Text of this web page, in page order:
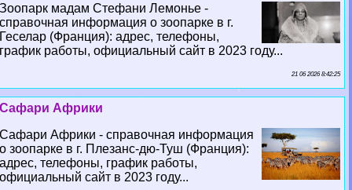
Зоопарк мадам Стефани Лемонье -
справочная информация о зоопарке в г.
Геселар (Франция): адрес, телефоны,
график работы, официальный сайт в 2023 году...
21 06 2026 8:42:25
Сафари Африки
Сафари Африки - справочная информация
о зоопарке в г. Плезанс-дю-Туш (Франция):
адрес, телефоны, график работы,
официальный сайт в 2023 году...